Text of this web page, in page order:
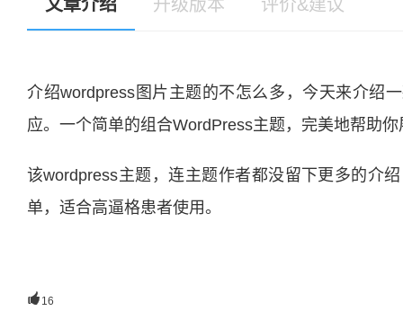
文章介绍 升级版本 评价&建议
介绍wordpress图片主题的不怎么多，今天来介绍
应。一个简单的组合WordPress主题，完美地帮助
该wordpress主题，连主题作者都没留下更多的介
单，适合高逼格患者使用。
 16